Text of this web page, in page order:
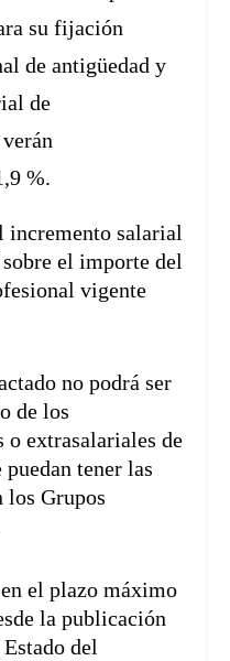
su fijación
de antigüedad y
de
%.
incremento salarial
el importe del
vigente
no podrá ser
de los
o extrasalariales de
tener las
los Grupos
el plazo máximo
la publicación
del